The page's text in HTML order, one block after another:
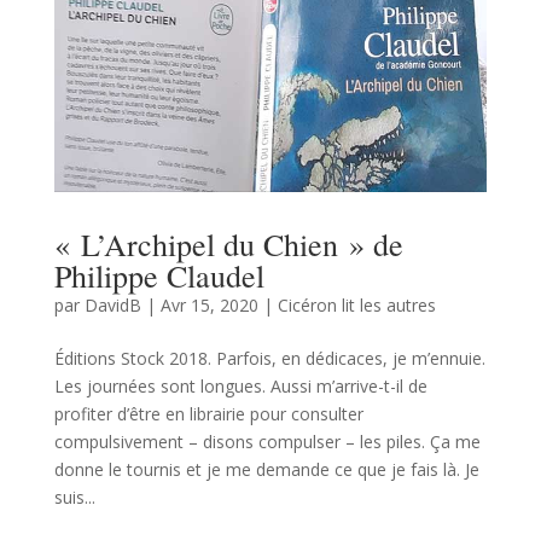
« L’Archipel du Chien » de
Philippe Claudel
par DavidB | Avr 15, 2020 | Cicéron lit les autres
Éditions Stock 2018. Parfois, en dédicaces, je m’ennuie.
Les journées sont longues. Aussi m’arrive-t-il de
profiter d’être en librairie pour consulter
compulsivement – disons compulser – les piles. Ça me
donne le tournis et je me demande ce que je fais là. Je
suis...